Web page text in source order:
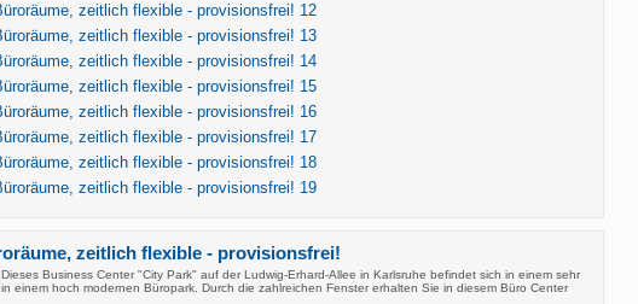
zeitlich flexible - provisionsfrei! 12
zeitlich flexible - provisionsfrei! 13
zeitlich flexible - provisionsfrei! 14
zeitlich flexible - provisionsfrei! 15
zeitlich flexible - provisionsfrei! 16
zeitlich flexible - provisionsfrei! 17
zeitlich flexible - provisionsfrei! 18
zeitlich flexible - provisionsfrei! 19
zeitlich flexible - provisionsfrei!
Business Center "City Park" auf der Ludwig-Erhard-Allee in Karlsruhe befindet sich in einem sehr
einem hoch modernen Büropark. Durch die zahlreichen Fenster erhalten Sie in diesem Büro Center